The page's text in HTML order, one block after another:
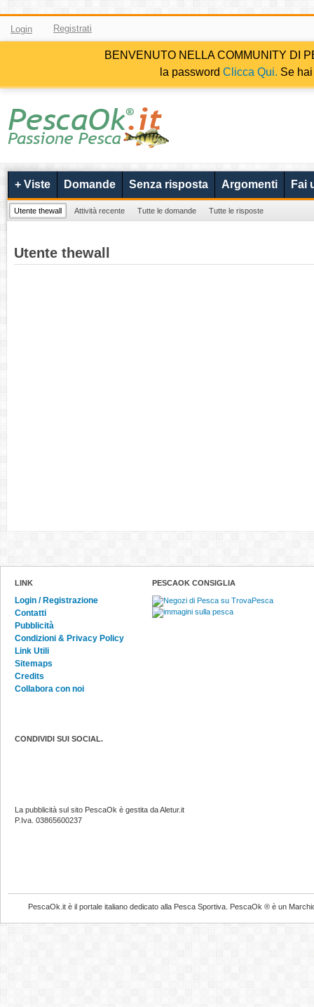
Login Registrati
BENVENUTO NELLA COMMUNITY DI
la password Clicca Qui. Se
+ Viste Domande Senza risposta Argomenti Fai
Utente thewall Attività recente Tutte le domande Tutte le risposte
Utente thewall
LINK
Login / Registrazione
Contatti
Pubblicità
Condizioni & Privacy Policy
Link Utili
Sitemaps
Credits
Collabora con noi
PESCAOK CONSIGLIA
CONDIVIDI SUI SOCIAL.
La pubblicità sul sito PescaOk è gestita da Aletur.it
P.Iva. 03865600237
PescaOk.it è il portale italiano dedicato alla Pesca Sportiva. PescaOk ® è un